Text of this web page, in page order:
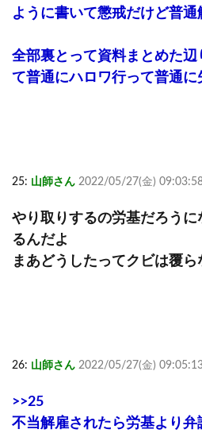
ように書いて懲戒だけど普通
全部裏とって資料まとめた辺
て普通にハロワ行って普通に
25: 山師さん 2022/05/27(金)
やり取りするの労基だろう
るんだよ
まあどうしたってクビは覆ら
26: 山師さん 2022/05/27(金)
>>25
不当解雇されたら労基より